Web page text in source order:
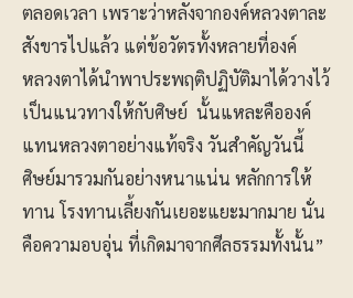
ตลอดเวลา เพราะว่าหลังจากองค์หลวงตาละ
สังขารไปแล้ว แต่ข้อวัตรทั้งหลายที่องค์
หลวงตาได้นำพาประพฤติปฏิบัติมาได้วางไว้
เป็นแนวทางให้กับศิษย์ นั้นแหละคือองค์
แทนหลวงตาอย่างแท้จริง วันสำคัญวันนี้
ศิษย์มารวมกันอย่างหนาแน่น หลักการให้
ทาน โรงทานเลี้ยงกันเยอะแยะมากมาย นั่น
คือความอบอุ่น ที่เกิดมาจากศีลธรรมทั้งนั้น”